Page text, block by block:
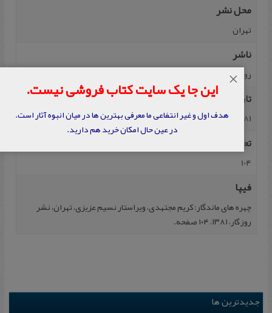
محل نشر
تهران
ناشر
روزگار
تاریخ نشر
1381
تعداد صفحه
104
فیپا
چهره‌ های‌ ماندگار: کریم‌ مجتهدی، ویراستار نسیم‌ عزیزی‌، تهران‌، نشر
روزگار، ۱۳۸۱، ۱۰۴ صفحه.
جدیدترین ها
این جا یک سایت کتاب فروشی نیست.
هدف اول و غیر انتفاعی ما معرفی بهترین ها در میان انبوه آثار است.
در عین حال امکان خرید هم دارید.
×